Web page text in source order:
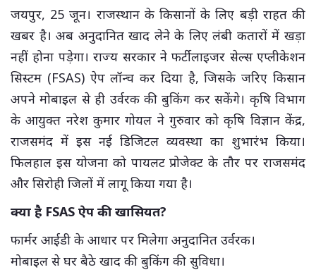
जयपुर, 25 जून। राजस्थान के किसानों के लिए बड़ी राहत की
खबर है। अब अनुदानित खाद लेने के लिए लंबी कतारों में खड़ा
नहीं होना पड़ेगा। राज्य सरकार ने फर्टीलाइजर सेल्स एप्लीकेशन
सिस्टम (FSAS) ऐप लॉन्च कर दिया है, जिसके जरिए किसान
अपने मोबाइल से ही उर्वरक की बुकिंग कर सकेंगे। कृषि विभाग
के आयुक्त नरेश कुमार गोयल ने गुरुवार को कृषि विज्ञान केंद्र,
राजसमंद में इस नई डिजिटल व्यवस्था का शुभारंभ किया।
फिलहाल इस योजना को पायलट प्रोजेक्ट के तौर पर राजसमंद
और सिरोही जिलों में लागू किया गया है।
क्या है FSAS ऐप की खासियत?
फार्मर आईडी के आधार पर मिलेगा अनुदानित उर्वरक।
मोबाइल से घर बैठे खाद की बुकिंग की सुविधा।